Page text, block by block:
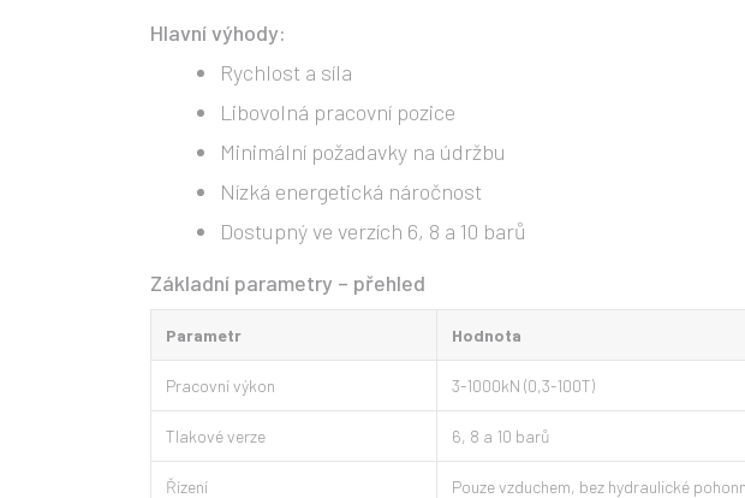
Hlavní výhody:
Rychlost a síla
Libovolná pracovní pozice
Minimální požadavky na údržbu
Nízká energetická náročnost
Dostupný ve verzích 6, 8 a 10 barů
Základní parametry – přehled
Parametr Hodnota
Pracovní výkon 3-1000kN (0,3-100T)
Tlakové verze 6, 8 a 10 barů
Řízení Pouze vzduchem, bez hydraulické